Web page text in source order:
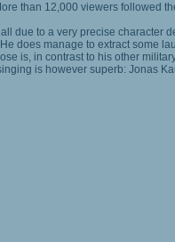
than 12,000 viewers followed
due to a very precise character
does manage to extract some
is, in contrast to his other
is however superb: Jonas